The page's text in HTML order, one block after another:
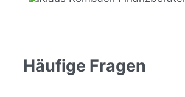
Häufige Fragen